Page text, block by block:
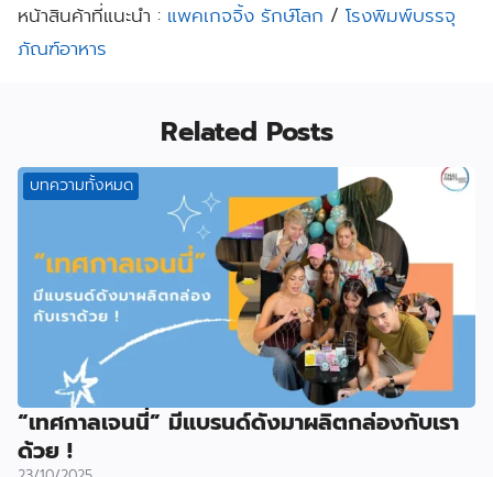
หน้าสินค้าที่แนะนำ : แพคเกจจิ้ง รักษ์โลก / โรงพิมพ์บรรจุ
ภัณฑ์อาหาร
Related Posts
บทความทั้งหมด
“เทศกาลเจนนี่” มีแบรนด์ดังมาผลิตกล่องกับเรา
ด้วย !